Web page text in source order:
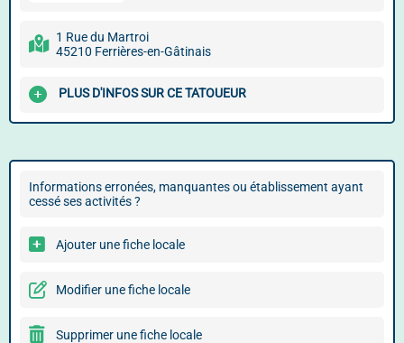
1 Rue du Martroi
45210 Ferrières-en-Gâtinais
PLUS D'INFOS SUR CE TATOUEUR
Informations erronées, manquantes ou établissement ayant
cessé ses activités ?
Ajouter une fiche locale
Modifier une fiche locale
Supprimer une fiche locale